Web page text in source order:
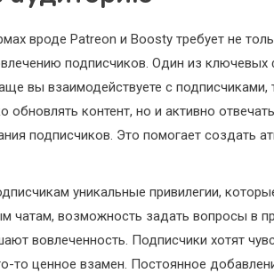
вроде Patreon и Boosty требует не
подписчиков. Один из
вы взаимодействуете с подписчиками,
контент, но и активно
подписчиков. Это помогает создать
уникальные привилегии,
чатам, возможность задать вопросы в
вовлеченность. Подписчики хотят
то ценное взамен. Постоянное